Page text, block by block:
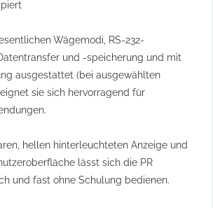
Wägemodi, RS-232-
und -speicherung und mit
ausgestattet (bei ausgewählten
sie sich hervorragend für
hellen hinterleuchteten Anzeige und
lässt sich die PR
und fast ohne Schulung bedienen.